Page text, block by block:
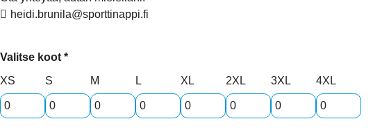
heidi.brunila@sporttinappi.fi
Valitse koot *
XS S M L XL 2XL 3XL 4XL